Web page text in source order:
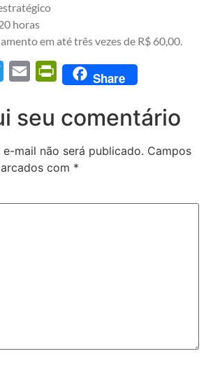
horas
em até três vezes de R$ 60,00.
Twitter Email PrintFriendly
Share
seu comentário
mail não será publicado. Campos
com *